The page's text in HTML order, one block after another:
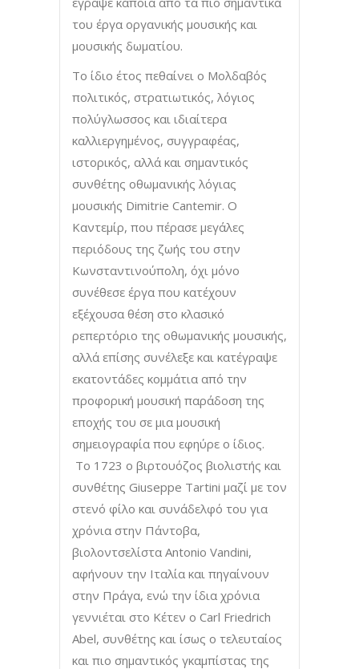
του έργα οργανικής μουσικής και
μουσικής δωματίου.
Το ίδιο έτος πεθαίνει ο Μολδαβός
πολιτικός, στρατιωτικός, λόγιος
πολύγλωσσος και ιδιαίτερα
καλλιεργημένος, συγγραφέας,
ιστορικός, αλλά και σημαντικός
συνθέτης οθωμανικής λόγιας
μουσικής Dimitrie Cantemir. Ο
Καντεμίρ, που πέρασε μεγάλες
περιόδους της ζωής του στην
Κωνσταντινούπολη, όχι μόνο
συνέθεσε έργα που κατέχουν
εξέχουσα θέση στο κλασικό
ρεπερτόριο της οθωμανικής μουσικής,
αλλά επίσης συνέλεξε και κατέγραψε
εκατοντάδες κομμάτια από την
προφορική μουσική παράδοση της
εποχής του σε μια μουσική
σημειογραφία που εφηύρε ο ίδιος.
Το 1723 ο βιρτουόζος βιολιστής και
συνθέτης Giuseppe Tartini μαζί με τον
στενό φίλο και συνάδελφό του για
χρόνια στην Πάντοβα,
βιολοντσελίστα Antonio Vandini,
αφήνουν την Ιταλία και πηγαίνουν
στην Πράγα, ενώ την ίδια χρόνια
γεννιέται στο Κέτεν ο Carl Friedrich
Abel, συνθέτης και ίσως ο τελευταίος
και πιο σημαντικός γκαμπίστας της